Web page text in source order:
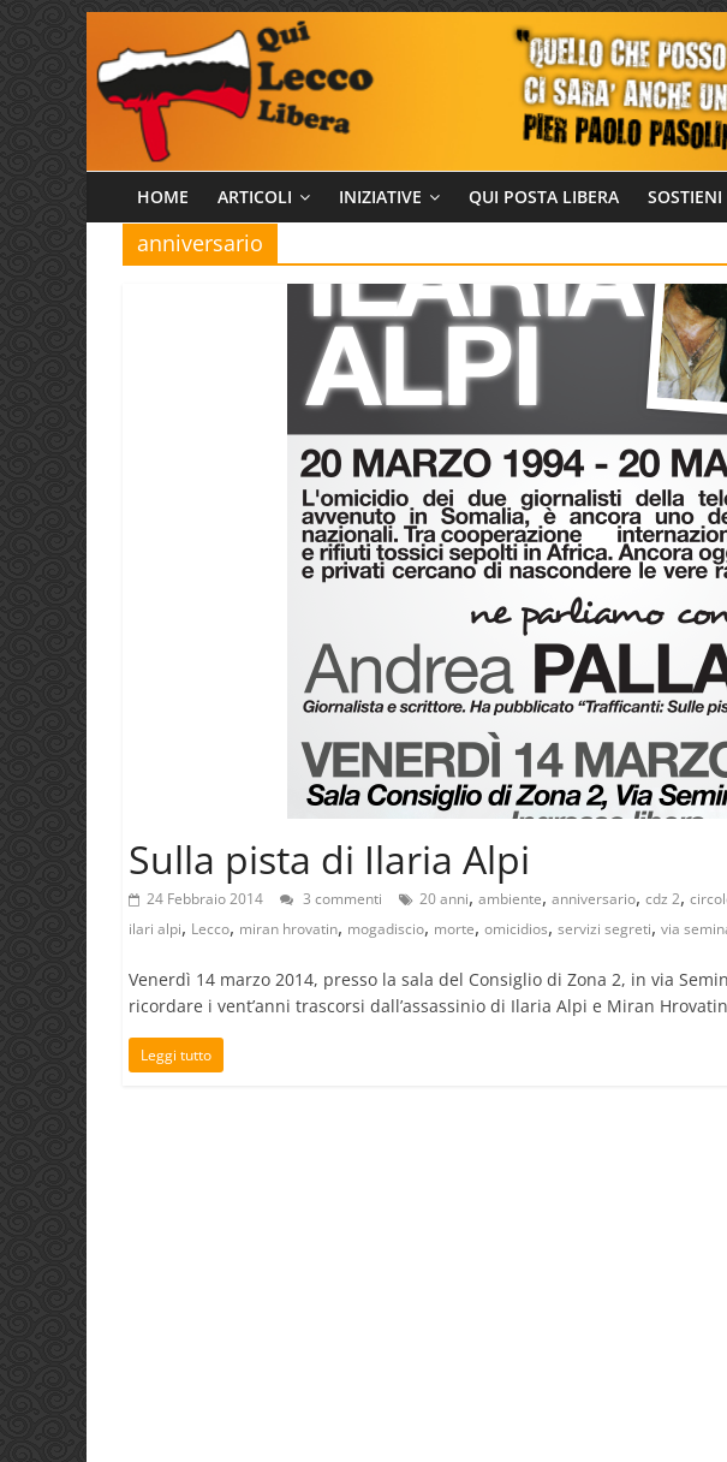
contenuto
Qui
Lecco
HOME ARTICOLI INIZIATIVE QUI POSTA LIBERA
anniversario
Sulla pista di Ilaria Alpi
24 Febbraio 2014 3 commenti 20 anni, ambiente, anniversario, cdz 2,
ilari alpi, Lecco, miran hrovatin, mogadiscio, morte, omicidios, servizi segreti, via
Venerdì 14 marzo 2014, presso la sala del Consiglio di Zona 2, in via
ricordare i vent’anni trascorsi dall’assassinio di Ilaria Alpi e Miran
Leggi tutto